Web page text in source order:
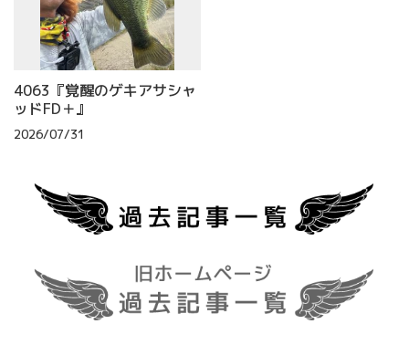
4063『覚醒のゲキアサシャ
ッドFD＋』
2026/07/31